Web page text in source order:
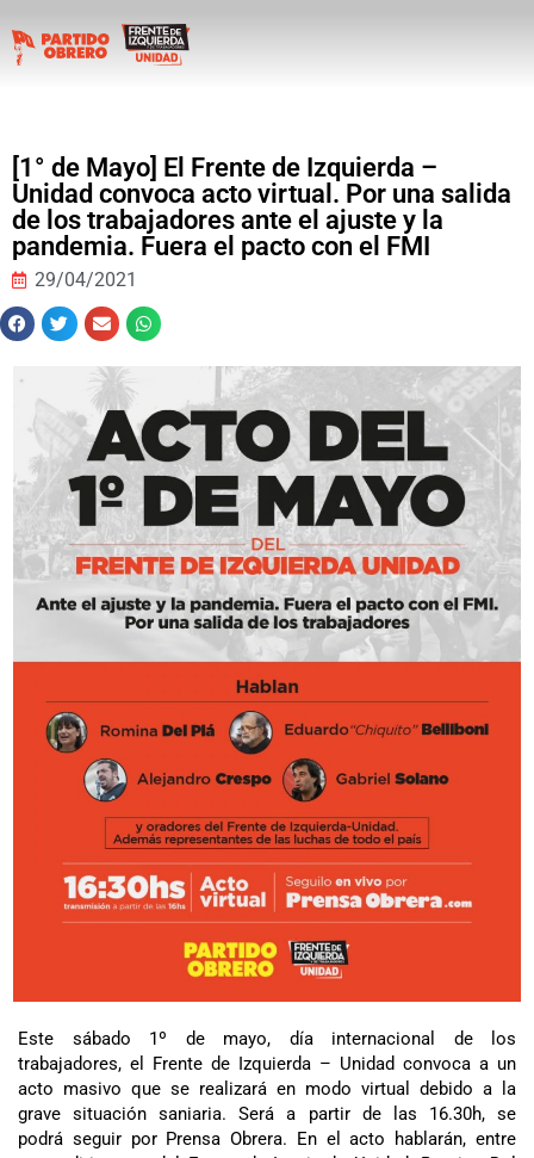
[1° de Mayo] El Frente de Izquierda –
Unidad convoca acto virtual. Por una salida
de los trabajadores ante el ajuste y la
pandemia. Fuera el pacto con el FMI
29/04/2021
Este sábado 1º de mayo, día internacional de los
trabajadores, el Frente de Izquierda – Unidad convoca a un
acto masivo que se realizará en modo virtual debido a la
grave situación saniaria. Será a partir de las 16.30h, se
podrá seguir por Prensa Obrera. En el acto hablarán, entre